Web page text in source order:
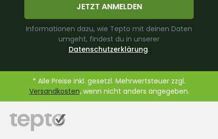
JETZT ANMELDEN
Informationen dazu, wie Tepto mit deinen Daten
umgeht, findest du in unserer
Datenschutzerklärung.
* Alle Preise inkl. gesetzl. Mehrwertsteuer zzgl.
Versandkosten, wenn nicht anders angegeben.